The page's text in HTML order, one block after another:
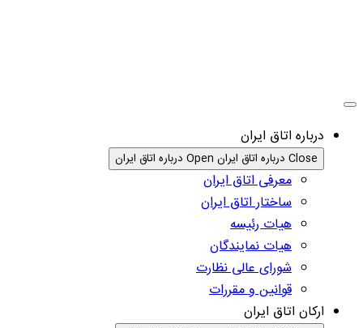
درباره اتاق ایران
Close درباره اتاق ایران Open درباره اتاق ایران
معرفی اتاق ایران
ساختار اتاق ایران
هیات رئیسه
هیات نمایندگان
شورای عالی نظارت
قوانین و مقررات
ارکان اتاق ایران